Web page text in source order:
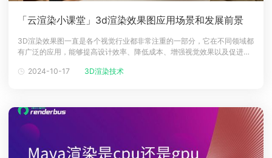
渲染大赛
泛CG交流会
渲染大赛
泛CG交流会
渲染大赛
泛CG交流会
渲染大赛
泛CG交流会
渲染大赛
泛CG交流会
渲染大赛
泛CG交流会
特惠专区
教育优惠
教育优惠
教育优惠
教育优惠
教育优惠
教育优惠
关于我们
下载
登录
「云渲染小课堂」3d渲染效果图应用场景和发展前景
3D渲染效果图一直是各个视觉行业都非常注重的一部分，它在不同领域都
有广泛的应用，能够提高设计效率、降低成本、增强视觉效果以及促进沟
趋势。一、3D渲染效果图的重要性3D渲染效果图在建筑、游戏开发、电
2024-10-17 3D渲染技术